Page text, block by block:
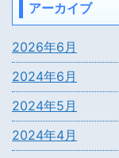
アーカイブ
2026年6月
2024年6月
2024年5月
2024年4月